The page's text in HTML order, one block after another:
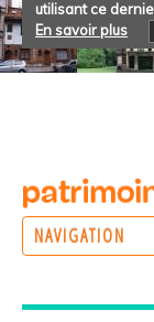
utilisant ce
En savoir plus
NAVIGATION